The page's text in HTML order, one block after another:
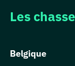
Les
Belgique